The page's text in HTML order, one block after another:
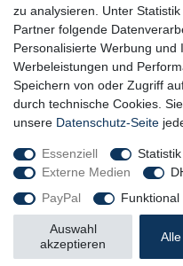
Bestellung widerrufen
Datenschutzerklärung
AGB
Impressum
Newsletter
Newsletter-Anmeldung
© Copyright 2026
zu analysieren. Unter
Partner folgende
Personalisierte Werbung und
Werbeleistungen und
Speichern von oder Zugriff
durch technische Cookies.
unsere Datenschutz-Seite
Essenziell Statistik
Externe Medien
PayPal
Funktional
Auswahl
akzeptieren